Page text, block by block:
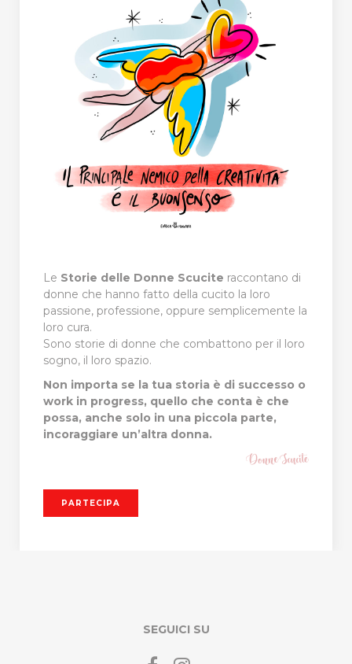
Le Storie delle Donne Scucite raccontano di
donne che hanno fatto della cucito la loro
passione, professione, oppure semplicemente la
loro cura.
Sono storie di donne che combattono per il loro
sogno, il loro spazio.
Non importa se la tua storia è di successo o
work in progress, quello che conta è che
possa, anche solo in una piccola parte,
incoraggiare un’altra donna.
PARTECIPA
SEGUICI SU